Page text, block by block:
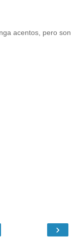
acentos, pero son
›